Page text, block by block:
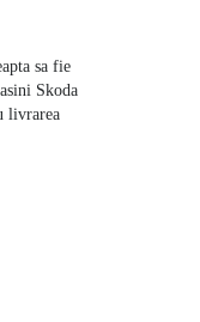
sa fie
Skoda
livrarea